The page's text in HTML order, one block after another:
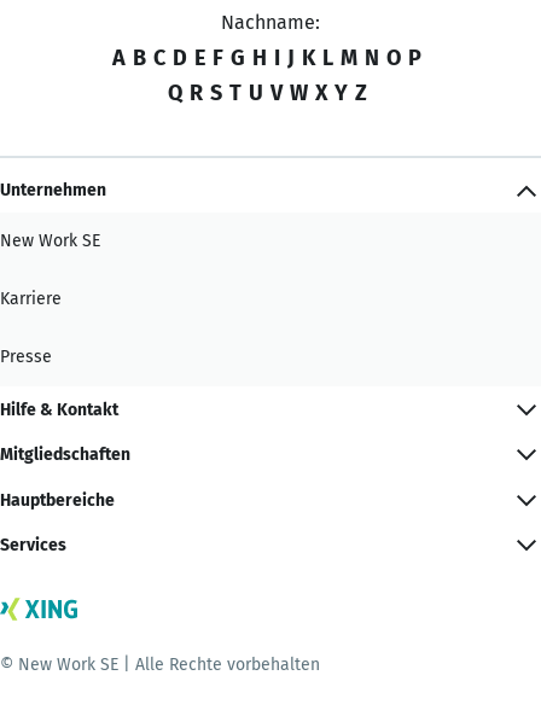
Nachname:
A B C D E F G H I J K L M N O P
Q R S T U V W X Y Z
Unternehmen
New Work SE
Karriere
Presse
Hilfe & Kontakt
Mitgliedschaften
Hauptbereiche
Services
© New Work SE | Alle Rechte vorbehalten